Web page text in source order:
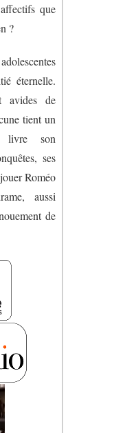
que
?
éternelle.
avides de
tient un
livre son
ses
Roméo
aussi
de